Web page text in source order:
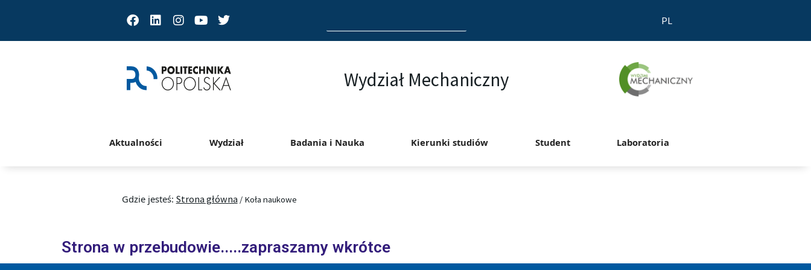
Facebook
LinkedinInstagram
YoutubeTwitter
for:
PL
Wydział Mechaniczny
Aktualności Wydział Badania i Nauka Kierunki studiów Student Laboratoria
Gdzie jesteś: Strona główna / Koła naukowe
Strona w przebudowie.....zapraszamy wkrótce